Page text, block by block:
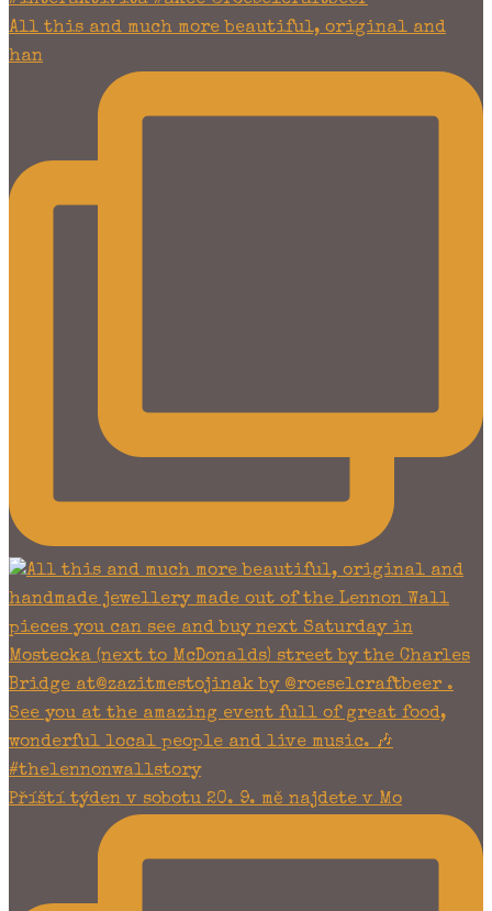
All this and much more beautiful, original and
han
Příští týden v sobotu 20. 9. mě najdete v Mo